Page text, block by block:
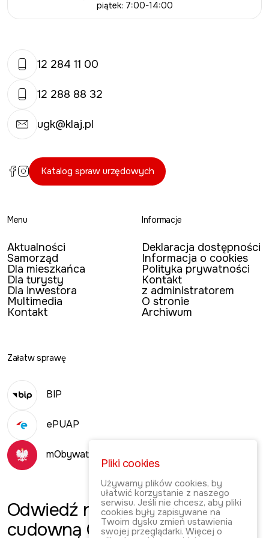
piątek: 7:00-14:00
12 284 11 00
12 288 88 32
ugk@klaj.pl
Katalog spraw urzędowych
Menu
Aktualności
Samorząd
Dla mieszkańca
Dla turysty
Dla inwestora
Multimedia
Kontakt
Informacje
Deklaracja dostępności
Informacja o cookies
Polityka prywatności
Kontakt
z administratorem
O stronie
Archiwum
Załatw sprawę
BIP
ePUAP
mObywatel
Odwiedź naszą
cudowną Gminę!
Pliki cookies
Używamy plików cookies, by
ułatwić korzystanie z naszego
serwisu. Jeśli nie chcesz, aby pliki
cookies były zapisywane na
Twoim dysku zmień ustawienia
swojej przeglądarki. Więcej o